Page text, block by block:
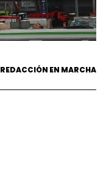
REDACCIÓN EN MARCHA